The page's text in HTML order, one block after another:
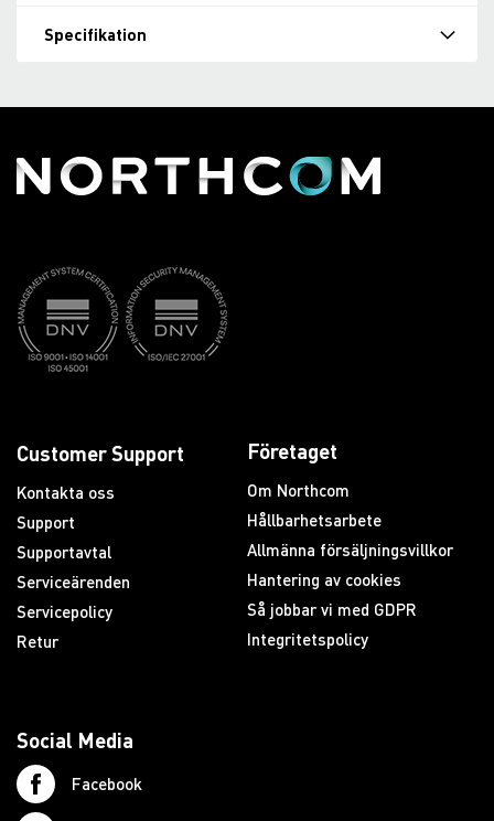
Specifikation
Customer Support
Kontakta oss
Support
Supportavtal
Serviceärenden
Servicepolicy
Retur
Företaget
Om Northcom
Hållbarhetsarbete
Allmänna försäljningsvillkor
Hantering av cookies
Så jobbar vi med GDPR
Integritetspolicy
Social Media
Facebook